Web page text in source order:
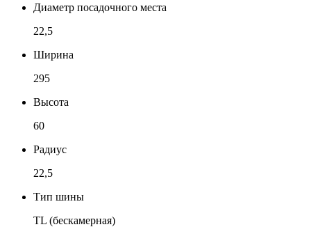
Диаметр посадочного места
22,5
Ширина
295
Высота
60
Радиус
22,5
Тип шины
TL (бескамерная)